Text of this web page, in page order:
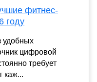
фитнес-
году
удобных
цифровой
требует
каж...